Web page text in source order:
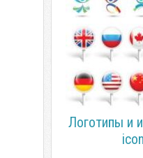
Логотипы и